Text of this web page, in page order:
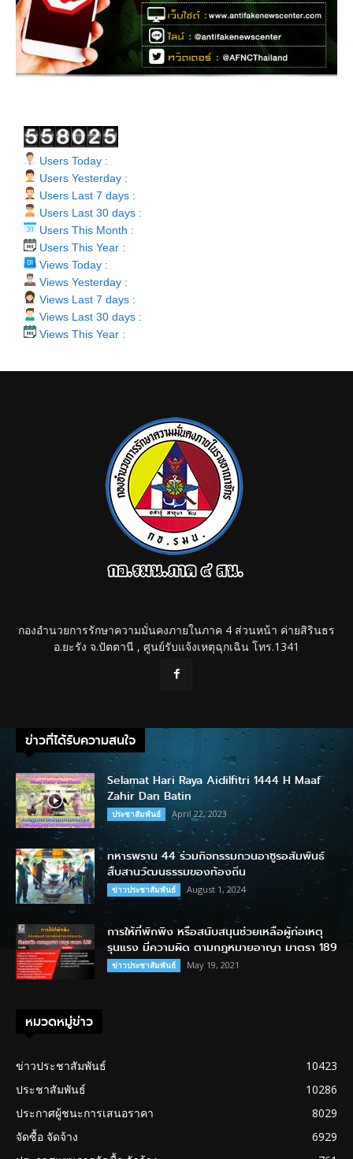
Users Today :
Users Yesterday :
Users Last 7 days :
Users Last 30 days :
Users This Month :
Users This Year :
Views Today :
Views Yesterday :
Views Last 7 days :
Views Last 30 days :
Views This Year :
กองอำนวยการรักษาความมั่นคงภายในภาค 4 ส่วนหน้า ค่ายสิรินธร
อ.ยะรัง จ.ปัตตานี , ศูนย์รับแจ้งเหตุฉุกเฉิน โทร.1341
ข่าวที่ได้รับความสนใจ
Selamat Hari Raya Aidilfitri 1444 H Maaf
Zahir Dan Batin
ประชาสัมพันธ์ April 22, 2023
ทหารพราน 44 ร่วมกิจกรรมกวนอาซูรอสัมพันธ์
สืบสานวัฒนธรรมของท้องถิ่น
ข่าวประชาสัมพันธ์ August 1, 2024
การให้ที่พักพิง หรือสนับสนุนช่วยเหลือผู้ก่อเหตุ
รุนแรง มีความผิด ตามกฎหมายอาญา มาตรา 189
ข่าวประชาสัมพันธ์ May 19, 2021
หมวดหมู่ข่าว
ข่าวประชาสัมพันธ์
10423
ประชาสัมพันธ์
10286
ประกาศผู้ชนะการเสนอราคา
8029
จัดซื้อ จัดจ้าง
6929